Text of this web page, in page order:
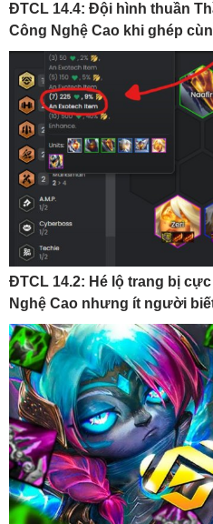
ĐTCL 14.4: Đội hình thuần
Công Nghệ Cao khi ghép
ĐTCL 14.2: Hé lộ trang bị
Nghệ Cao nhưng ít người